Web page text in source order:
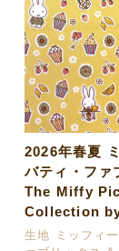
2026年春夏
バティ・ファ
The Miffy
Collection
生地 ミッフィ